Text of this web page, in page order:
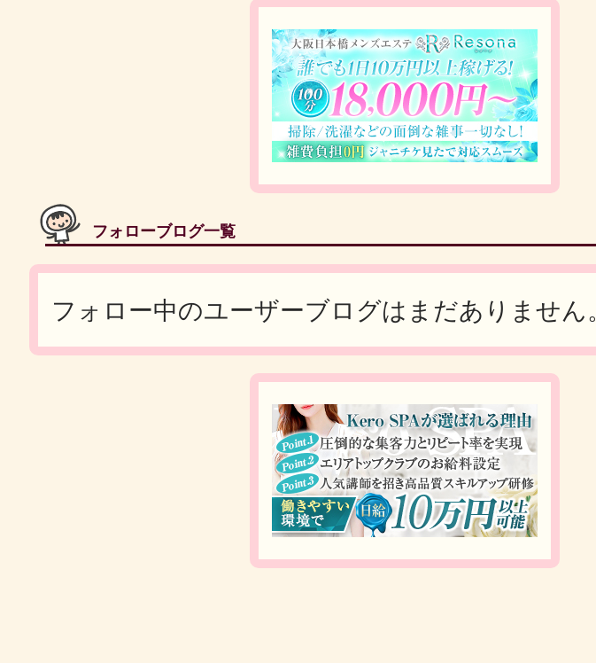
フォローブログ一覧
フォロー中のユーザーブログはまだありません。